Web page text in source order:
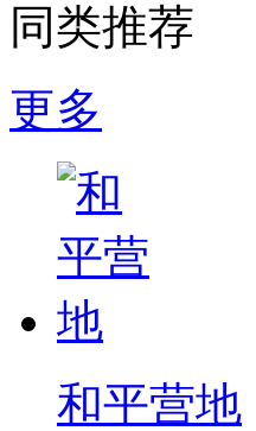
同类推荐
更多
和平营地